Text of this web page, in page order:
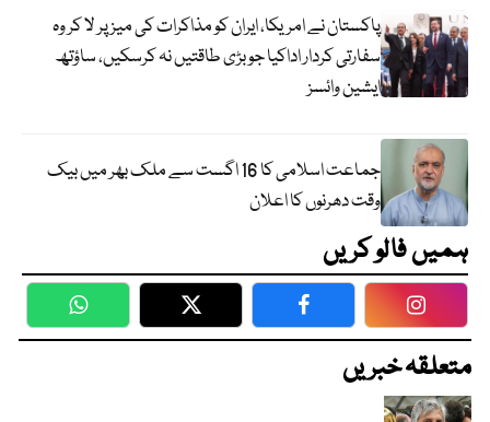
پاکستان نے امریکا، ایران کو مذاکرات کی میز پر لا کر وہ
سفارتی کردار اداکیا جو بڑی طاقتیں نہ کرسکیں، ساؤتھ
ایشین وائسز
جماعت اسلامی کا 16 اگست سے ملک بھر میں بیک
وقت دھرنوں کا اعلان
ہمیں فالو کریں
WhatsApp Twitter Facebook
متعلقہ خبریں